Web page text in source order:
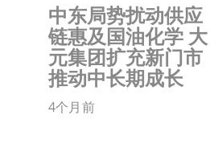
中东局势扰动供应
链惠及国油化学 大
元集团扩充新门市
推动中长期成长
4个月前